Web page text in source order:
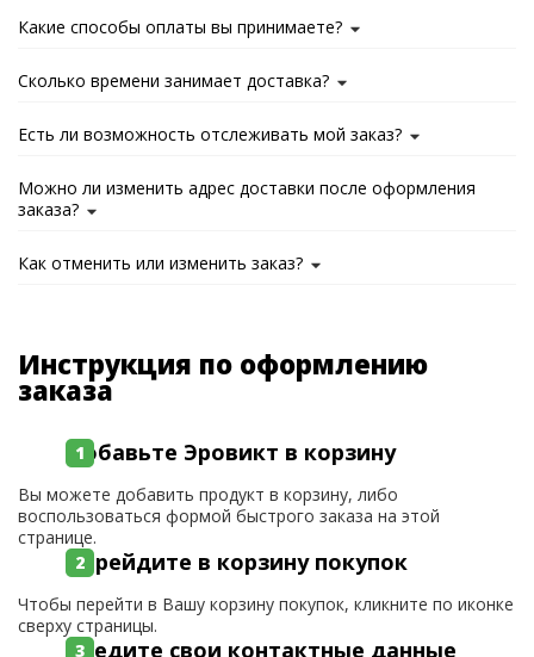
Какие способы оплаты вы принимаете?
Сколько времени занимает доставка?
Есть ли возможность отслеживать мой заказ?
Можно ли изменить адрес доставки после оформления
заказа?
Как отменить или изменить заказ?
Инструкция по оформлению
заказа
Добавьте Эровикт в корзину
Вы можете добавить продукт в корзину, либо
воспользоваться формой быстрого заказа на этой
странице.
Перейдите в корзину покупок
Чтобы перейти в Вашу корзину покупок, кликните по иконке
сверху страницы.
Введите свои контактные данные